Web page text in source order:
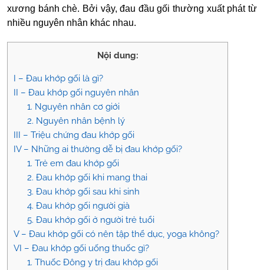
xương bánh chè. Bởi vậy, đau đầu gối thường xuất phát từ
nhiều nguyên nhân khác nhau.
Nội dung:
I – Đau khớp gối là gì?
II – Đau khớp gối nguyên nhân
1. Nguyên nhân cơ giới
2. Nguyên nhân bệnh lý
III – Triệu chứng đau khớp gối
IV – Những ai thường dễ bị đau khớp gối?
1. Trẻ em đau khớp gối
2. Đau khớp gối khi mang thai
3. Đau khớp gối sau khi sinh
4. Đau khớp gối người già
5. Đau khớp gối ở người trẻ tuổi
V – Đau khớp gối có nên tập thể dục, yoga không?
VI – Đau khớp gối uống thuốc gì?
1. Thuốc Đông y trị đau khớp gối